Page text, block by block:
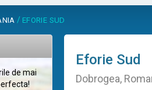
/ EFORIE SUD
de mai
Eforie Sud
Dobrogea,